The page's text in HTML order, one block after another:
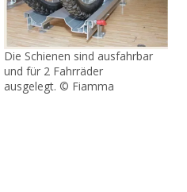
Die Schienen sind ausfahrbar
und für 2 Fahrräder
ausgelegt. © Fiamma